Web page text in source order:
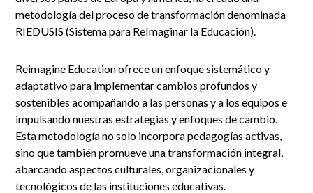
metodología del proceso de transformación denominada
RIEDUSIS (Sistema para ReImaginar la Educación).
Reimagine Education ofrece un enfoque sistemático y
adaptativo para implementar cambios profundos y
sostenibles acompañando a las personas y a los equipos e
impulsando nuestras estrategias y enfoques de cambio.
Esta metodología no solo incorpora pedagogías activas,
sino que también promueve una transformación integral,
abarcando aspectos culturales, organizacionales y
tecnológicos de las instituciones educativas.